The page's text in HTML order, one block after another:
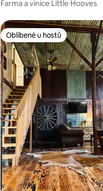
Farma a vinice Little Hooves
4,97 z 5, 267
Oblíbené u hostů
Oblíbené u hostů